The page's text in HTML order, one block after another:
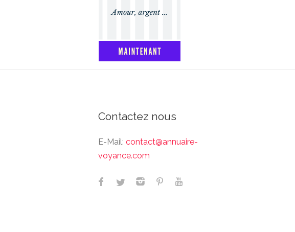
Contactez nous
E-Mail: contact@annuaire-
voyance.com